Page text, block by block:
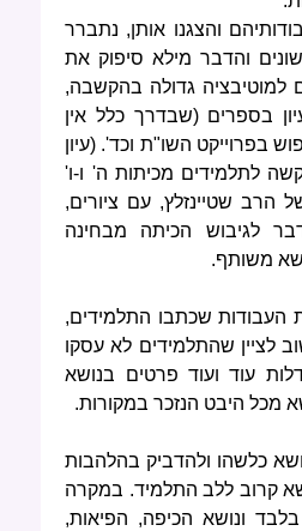
והצגנו אותן, נתברר
והדבר מילא סיפוק את
למוטיבציה גדולה בהקשבה,
בספרים (שבדרך כלל אין
בפרוייקט השו"ת וכד'. (עיון
לתלמידים מכיתות ה' ו-ו'
הרב שטיינזלץ, עם ציורים,
לגיבוש הכיתה מבחינה
משותף.
העבודות שכתבו התלמידים,
לציין שהתלמידים לא עסקו
עוד ועוד פרטים בנושא
מכל היבט הנזכר במקורות.
כלשהו ולהדביק בהלהבות
קרוב ללב התלמיד. במקרה
ונושא הכיפה, הפיאות,